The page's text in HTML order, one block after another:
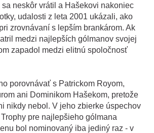
sa neskôr vrátil a Hašekovi nakoniec
udalosti z leta 2001 ukázali, ako
zrovnávaní s lepším brankárom. Ak
medzi najlepších gólmanov svojej
zapadol medzi elitnú spoločnosť
porovnávať s Patrickom Royom,
ani Dominikom Hašekom, pretože
nikdy nebol. V jeho zbierke úspechov
pre najlepšieho gólmana
bol nominovaný iba jediný raz - v